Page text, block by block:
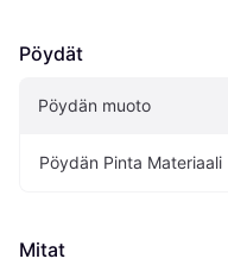
Pöydät
Pöydän muoto
Pöydän Pinta Materiaali
Mitat